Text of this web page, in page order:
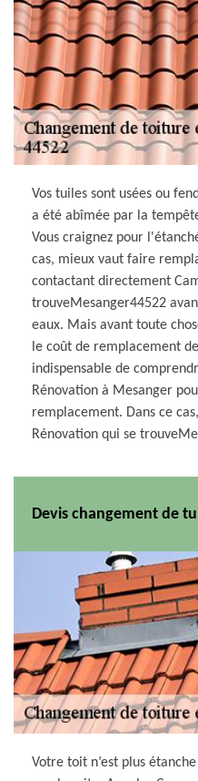
Vos tuiles sont usées ou
a été abîmée par la
Vous craignez pour
cas, mieux vaut faire
contactant directement
trouveMesanger44522
eaux. Mais avant toute
le coût de remplacement
indispensable de
Rénovation à Mesanger
remplacement. Dans ce
Rénovation qui se
Devis changement de
Votre toit n’est plus